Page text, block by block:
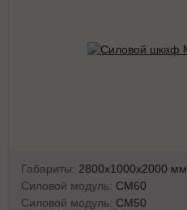
Габариты: 2800х1000х2000 мм
Силовой модуль: СМ60
Силовой модуль: СМ50